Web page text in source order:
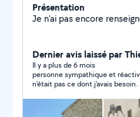
Présentation
Dernier avis laissé par
Il y a plus de 6 mois
personne sympathique et réactive.
n'était pas ce dont j'avais besoin.